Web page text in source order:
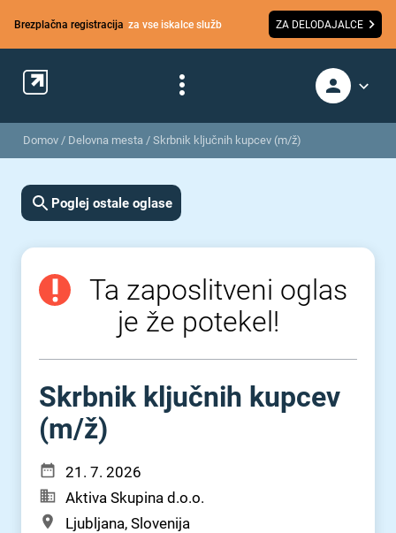
Brezplačna registracija za vse iskalce služb ZA DELODAJALCE
Domov / Delovna mesta / Skrbnik ključnih kupcev (m/ž)
Poglej ostale oglase
Ta zaposlitveni oglas
je že potekel!
Skrbnik ključnih kupcev
(m⁠/⁠ž)
21. 7. 2026
Aktiva Skupina d.o.o.
Ljubljana, Slovenija